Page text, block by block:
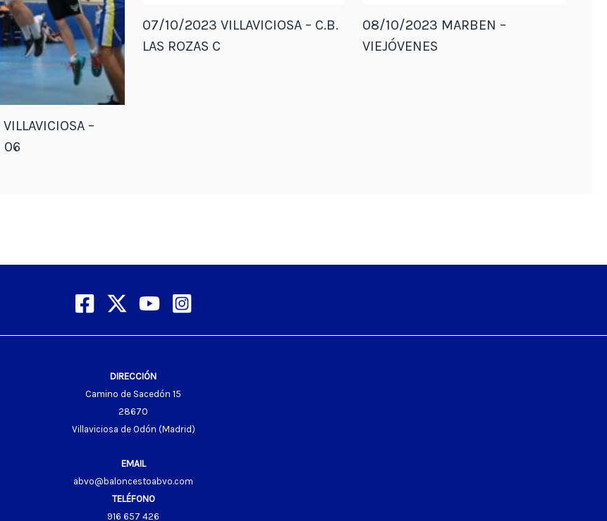
–
06
07/10/2023 VILLAVICIOSA – C.B.
LAS ROZAS C
08/10/2023 MARBEN –
VIEJÓVENES
DIRECCIÓN
Camino de Sacedón 15
28670
Villaviciosa de Odón (Madrid)
EMAIL
abvo@baloncestoabvo.com
TELÉFONO
916 657 426